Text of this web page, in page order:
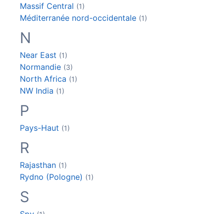
Massif Central (1)
Méditerranée nord-occidentale (1)
N
Near East (1)
Normandie (3)
North Africa (1)
NW India (1)
P
Pays-Haut (1)
R
Rajasthan (1)
Rydno (Pologne) (1)
S